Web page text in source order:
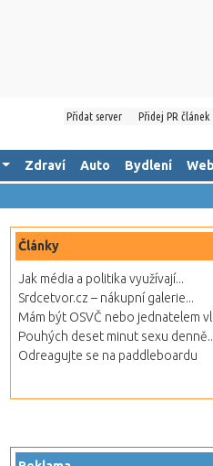
Přidat server Přidej PR článek
Zdraví Auto Bydlení
Články
Jak média a politika využívají...
Srdcetvor.cz – nákupní galerie...
Mám být OSVČ nebo jednatelem
Pouhých deset minut sexu
Odreagujte se na paddleboardu